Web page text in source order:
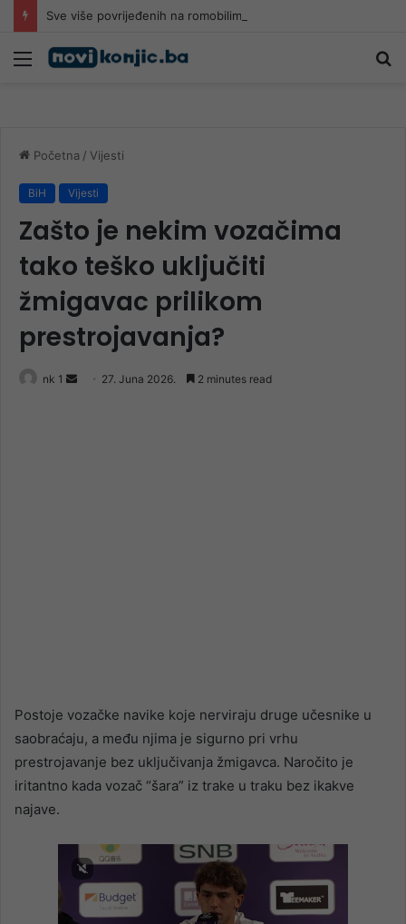
Meni
Početna / Vijesti
BiH Vijesti
Zašto je nekim vozačima
tako teško uključiti
žmigavac prilikom
prestrojavanja?
nk 1
Send 27. Juna 2026. 2 minutes read
Postoje vozačke navike koje nerviraju druge učesnike u
saobraćaju, a među njima je sigurno pri vrhu
prestrojavanje bez uključivanja žmigavca. Naročito je
iritantno kada vozač “šara” iz trake u traku bez ikakve
najave.